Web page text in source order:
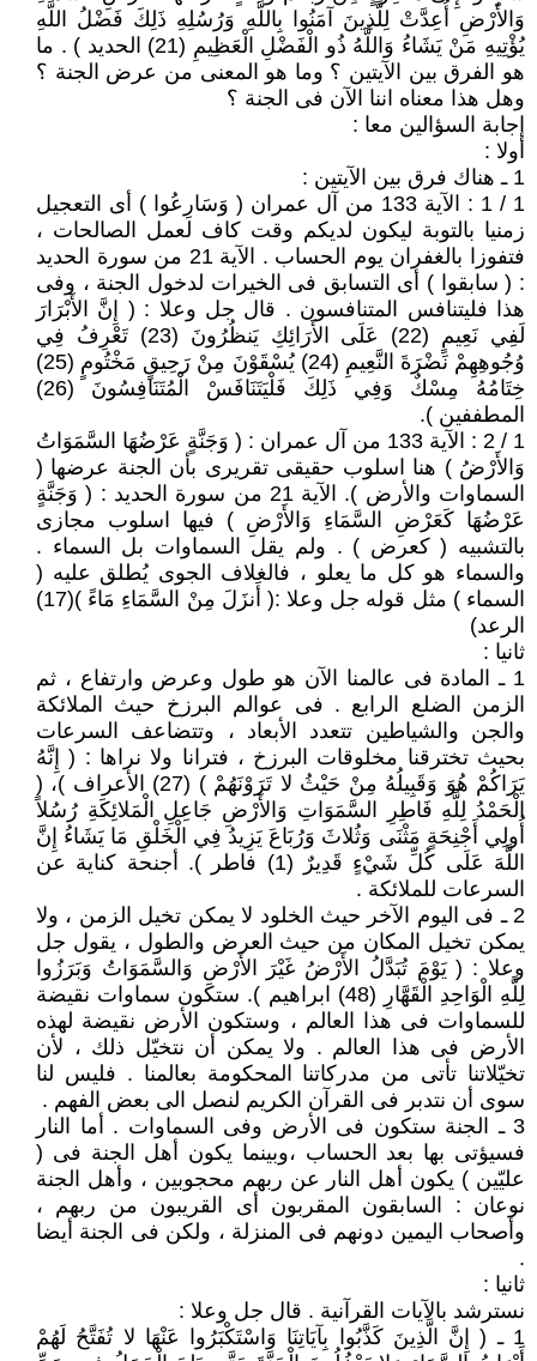
وَالأَرْضِ أُعِدَّتْ لِلَّذِينَ آمَنُوا بِاللَّهِ وَرُسُلِهِ ذَلِكَ فَضْلُ اللَّهِ
يُؤْتِيهِ مَنْ يَشَاءُ وَاللَّهُ ذُو الْفَضْلِ الْعَظِيمِ (21) الحديد ) . ما
هو الفرق بين الآيتين ؟ وما هو المعنى من عرض الجنة ؟
وهل هذا معناه اننا الآن فى الجنة ؟
إجابة السؤالين معا :
أولا :
1 ـ هناك فرق بين الآيتين :
1 / 1 : الآية 133 من آل عمران ( وَسَارِعُوا ) أى التعجيل
زمنيا بالتوبة ليكون لديكم وقت كاف لعمل الصالحات ،
فتفوزا بالغفران يوم الحساب . الآية 21 من سورة الحديد
: ( سابقوا ) أى التسابق فى الخيرات لدخول الجنة ، وفى
هذا فليتنافس المتنافسون . قال جل وعلا : ( إِنَّ الأَبْرَارَ
لَفِي نَعِيمٍ (22) عَلَى الأَرَائِكِ يَنظُرُونَ (23) تَعْرِفُ فِي
وُجُوهِهِمْ نَضْرَةَ النَّعِيمِ (24) يُسْقَوْنَ مِنْ رَحِيقٍ مَخْتُومٍ (25)
خِتَامُهُ مِسْكٌ وَفِي ذَلِكَ فَلْيَتَنَافَسْ الْمُتَنَافِسُونَ (26)
المطففين ).
1 / 2 : الآية 133 من آل عمران : ( وَجَنَّةٍ عَرْضُهَا السَّمَوَاتُ
وَالأَرْضُ ) هنا اسلوب حقيقى تقريرى بأن الجنة عرضها (
السماوات والأرض ). الآية 21 من سورة الحديد : ( وَجَنَّةٍ
عَرْضُهَا كَعَرْضِ السَّمَاءِ وَالأَرْضِ ) فيها اسلوب مجازى
بالتشبيه ( كعرض ) . ولم يقل السماوات بل السماء .
والسماء هو كل ما يعلو ، فالغلاف الجوى يُطلق عليه (
السماء ) مثل قوله جل وعلا :( أَنزَلَ مِنْ السَّمَاءِ مَاءً )(17)
الرعد)
ثانيا :
1 ـ المادة فى عالمنا الآن هو طول وعرض وارتفاع ، ثم
الزمن الضلع الرابع . فى عوالم البرزخ حيث الملائكة
والجن والشياطين تتعدد الأبعاد ، وتتضاعف السرعات
بحيث تخترقنا مخلوقات البرزخ ، فترانا ولا نراها : ( إِنَّهُ
يَرَاكُمْ هُوَ وَقَبِيلُهُ مِنْ حَيْثُ لا تَرَوْنَهُمْ ) (27) الأعراف )، (
الْحَمْدُ لِلَّهِ فَاطِرِ السَّمَوَاتِ وَالأَرْضِ جَاعِلِ الْمَلائِكَةِ رُسُلاً
أُولِي أَجْنِحَةٍ مَثْنَى وَثُلاثَ وَرُبَاعَ يَزِيدُ فِي الْخَلْقِ مَا يَشَاءُ إِنَّ
اللَّهَ عَلَى كُلِّ شَيْءٍ قَدِيرٌ (1) فاطر ). أجنحة كناية عن
السرعات للملائكة .
2 ـ فى اليوم الآخر حيث الخلود لا يمكن تخيل الزمن ، ولا
يمكن تخيل المكان من حيث العرض والطول ، يقول جل
وعلا : ( يَوْمَ تُبَدَّلُ الأَرْضُ غَيْرَ الأَرْضِ وَالسَّمَوَاتُ وَبَرَزُوا
لِلَّهِ الْوَاحِدِ الْقَهَّارِ (48) ابراهيم ). ستكون سماوات نقيضة
للسماوات فى هذا العالم ، وستكون الأرض نقيضة لهذه
الأرض فى هذا العالم . ولا يمكن أن نتخيّل ذلك ، لأن
تخيّلاتنا تأتى من مدركاتنا المحكومة بعالمنا . فليس لنا
سوى أن نتدبر فى القرآن الكريم لنصل الى بعض الفهم .
3 ـ الجنة ستكون فى الأرض وفى السماوات . أما النار
فسيؤتى بها بعد الحساب ،وبينما يكون أهل الجنة فى (
عليّين ) يكون أهل النار عن ربهم محجوبين ، وأهل الجنة
نوعان : السابقون المقربون أى القريبون من ربهم ،
وأصحاب اليمين دونهم فى المنزلة ، ولكن فى الجنة أيضا
.
ثانيا :
نسترشد بالآيات القرآنية . قال جل وعلا :
1 ـ ( إِنَّ الَّذِينَ كَذَّبُوا بِآيَاتِنَا وَاسْتَكْبَرُوا عَنْهَا لا تُفَتَّحُ لَهُمْ